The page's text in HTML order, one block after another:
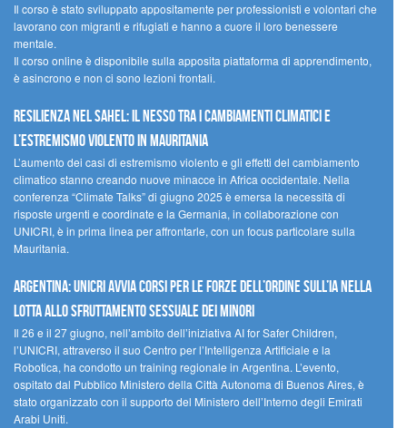
Il corso è stato sviluppato appositamente per professionisti e volontari che
lavorano con migranti e rifugiati e hanno a cuore il loro benessere
mentale.
Il corso online è disponibile sulla apposita piattaforma di apprendimento,
è asincrono e non ci sono lezioni frontali.
Resilienza nel Sahel: il nesso tra i cambiamenti climatici e
l’estremismo violento in Mauritania
L’aumento dei casi di estremismo violento e gli effetti del cambiamento
climatico stanno creando nuove minacce in Africa occidentale. Nella
conferenza “Climate Talks” di giugno 2025 è emersa la necessità di
risposte urgenti e coordinate e la Germania, in collaborazione con
UNICRI, è in prima linea per affrontarle, con un focus particolare sulla
Mauritania.
Argentina: UNICRI avvia corsi per le forze dell’ordine sull’IA nella
lotta allo sfruttamento sessuale dei minori
Il 26 e il 27 giugno, nell’ambito dell’iniziativa AI for Safer Children,
l’UNICRI, attraverso il suo Centro per l’Intelligenza Artificiale e la
Robotica, ha condotto un training regionale in Argentina. L’evento,
ospitato dal Pubblico Ministero della Città Autonoma di Buenos Aires, è
stato organizzato con il supporto del Ministero dell’Interno degli Emirati
Arabi Uniti.